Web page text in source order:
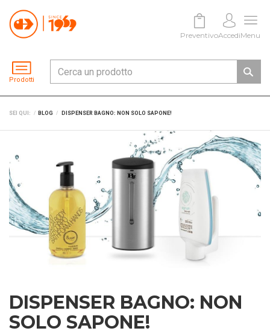
Prodotti
PreventivoAccediMenu
SEI QUI: BLOG DISPENSER BAGNO: NON SOLO SAPONE!
DISPENSER BAGNO: NON
SOLO SAPONE!